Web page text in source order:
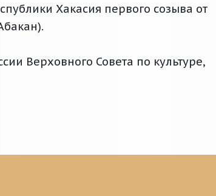
Хакасия первого созыва от
Верховного Совета по культуре,